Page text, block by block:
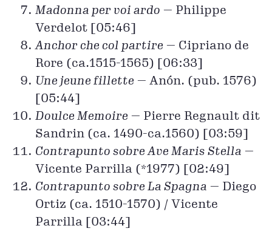
Madonna per voi ardo — Philippe
Verdelot [05:46]
Anchor che col partire — Cipriano de
Rore (ca.1515-1565) [06:33]
Une jeune fillette — Anón. (pub. 1576)
[05:44]
Doulce Memoire — Pierre Regnault dit
Sandrin (ca. 1490-ca.1560) [03:59]
Contrapunto sobre Ave Maris Stella —
Vicente Parrilla (*1977) [02:49]
Contrapunto sobre La Spagna — Diego
Ortiz (ca. 1510-1570) / Vicente
Parrilla [03:44]